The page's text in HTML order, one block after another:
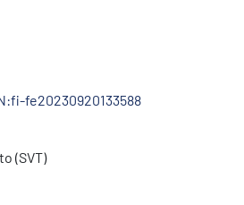
fe20230920133588
(SVT)